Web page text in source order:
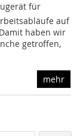
für
auf
haben wir
getroffen,
mehr